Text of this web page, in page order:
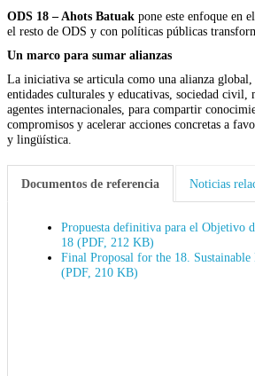
ODS 18 – Ahots Batuak pone este enfoque en
el resto de ODS y con políticas públicas
Un marco para sumar alianzas
La iniciativa se articula como una alianza global,
entidades culturales y educativas, sociedad civil,
agentes internacionales, para compartir
compromisos y acelerar acciones concretas a
y lingüística.
Documentos de referencia Noticias
Propuesta definitiva para el Objetivo
18 (PDF, 212 KB)
Final Proposal for the 18. Sustainable
(PDF, 210 KB)